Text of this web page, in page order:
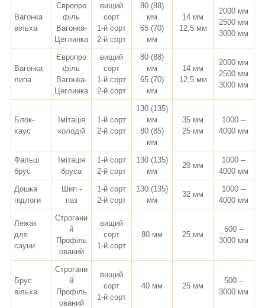
Вагонка
вільха
Європро
філь
Вагонка-
Цеглинка
вищий
сорт
1-й сорт
2-й сорт
80 (88)
мм
65 (70)
мм
14 мм
12,5 мм
2000 мм
2500 мм
3000 мм
Вагонка
липа
Європро
філь
Вагонка-
Цеглинка
вищий
сорт
1-й сорт
2-й сорт
80 (88)
мм
65 (70)
мм
14 мм
12,5 мм
2000 мм
2500 мм
3000 мм
Блок-
хаус
Імітація
колодій
1-й сорт
2-й сорт
130 (135)
мм
80 (85)
мм
35 мм
25 мм
1000 --
4000 мм
Фальш
брус
Імітація
бруса
1-й сорт
2-й сорт
130 (135)
мм
20 мм
1000 --
4000 мм
Дошка
підлоги
Шип -
паз
1-й сорт
2-й сорт
130 (135)
мм
32 мм
1000 --
4000 мм
Лежак
для
сауни
Строгани
й
Профіль
ований
вищий
сорт
1-й сорт
80 мм 25 мм
500 --
3000 мм
Брус
вільха
Строгани
й
Профіль
ований
вищий
сорт
1-й сорт
40 мм 25 мм
500 --
3000 мм